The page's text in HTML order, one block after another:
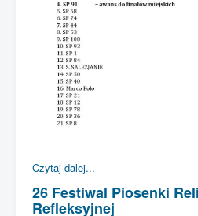
Czytaj dalej...
26 Festiwal Piosenki
Refleksyjnej